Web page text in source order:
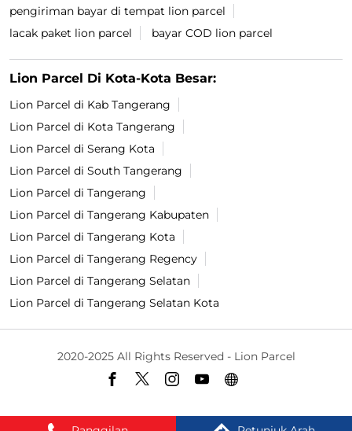
pengiriman bayar di tempat lion parcel
lacak paket lion parcel
bayar COD lion parcel
Lion Parcel Di Kota-Kota Besar:
Lion Parcel di Kab Tangerang
Lion Parcel di Kota Tangerang
Lion Parcel di Serang Kota
Lion Parcel di South Tangerang
Lion Parcel di Tangerang
Lion Parcel di Tangerang Kabupaten
Lion Parcel di Tangerang Kota
Lion Parcel di Tangerang Regency
Lion Parcel di Tangerang Selatan
Lion Parcel di Tangerang Selatan Kota
2020-2025 All Rights Reserved - Lion Parcel